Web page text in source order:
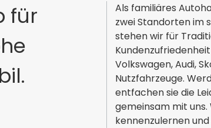
für
Als familiäres
zwei Standorten im
stehen wir für
Volkswagen, Audi,
Nutzfahrzeuge.
entfachen sie die
gemeinsam mit uns.
kennenzulernen